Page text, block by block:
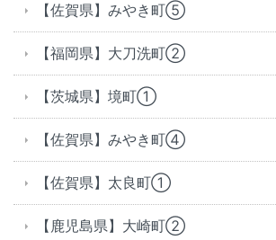
【佐賀県】みやき町⑤
【福岡県】大刀洗町②
【茨城県】境町①
【佐賀県】みやき町④
【佐賀県】太良町①
【鹿児島県】大崎町②